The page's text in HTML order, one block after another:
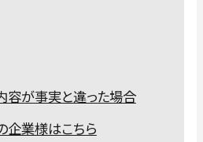
容が事実と違った場合
企業様はこちら